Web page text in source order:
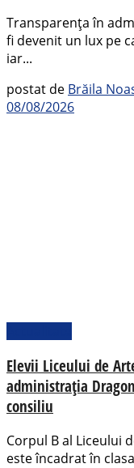
Transparența în
fi devenit un lux pe
iar...
postat de Brăila
08/08/2026
Elevii Liceului de
administrația
consiliu
Corpul B al Liceului
este încadrat în